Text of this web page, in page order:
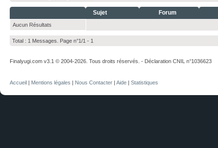
Sujet Forum
Aucun Résultats
Total : 1 Messages. Page n°1/1 - 1
Finalyugi.com v3.1 © 2004-2026. Tous droits réservés. - Déclaration CNIL n°1036623
Accueil | Mentions légales | Nous Contacter | Aide | Statistiques